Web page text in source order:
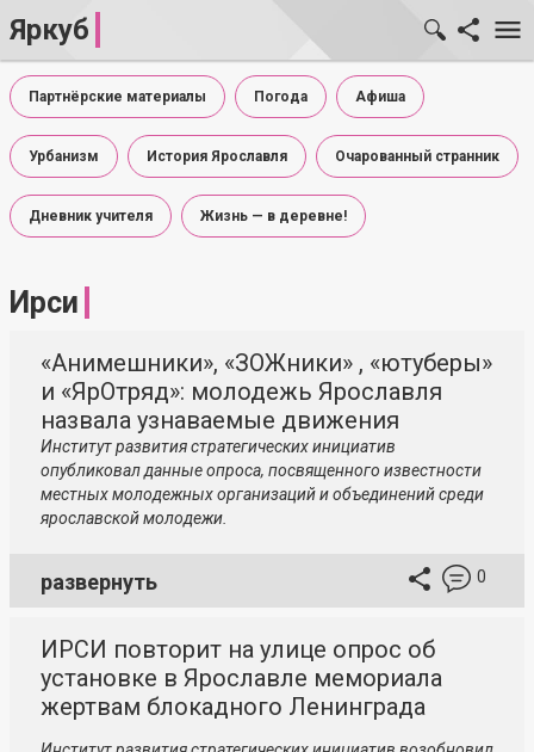
Яркуб
Партнёрские материалы Погода Афиша
Урбанизм История Ярославля Очарованный странник
Дневник учителя Жизнь — в деревне!
Ирси
«Анимешники», «ЗОЖники» , «ютуберы»
и «ЯрОтряд»: молодежь Ярославля
назвала узнаваемые движения
Институт развития стратегических инициатив
опубликовал данные опроса, посвященного известности
местных молодежных организаций и объединений среди
ярославской молодежи.
развернуть 0
ИРСИ повторит на улице опрос об
установке в Ярославле мемориала
жертвам блокадного Ленинграда